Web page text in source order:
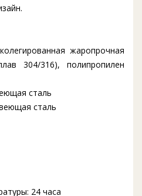
жаропрочная
304/316), полипропилен
сталь
сталь
24 часа